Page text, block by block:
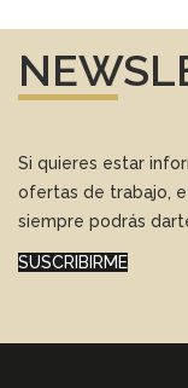
Si quieres estar
ofertas de trabajo,
siempre podrás
SUSCRIBIRME